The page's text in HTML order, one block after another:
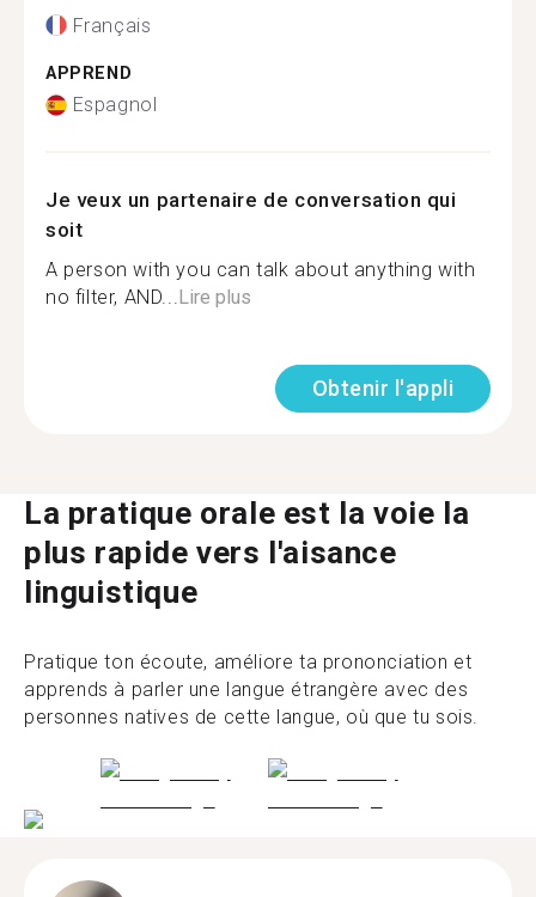
Français
APPREND
Espagnol
Je veux un partenaire de conversation qui
soit
A person with you can talk about anything with
no filter, AND...Lire plus
Obtenir l'appli
La pratique orale est la voie la
plus rapide vers l'aisance
linguistique
Pratique ton écoute, améliore ta prononciation et
apprends à parler une langue étrangère avec des
personnes natives de cette langue, où que tu sois.